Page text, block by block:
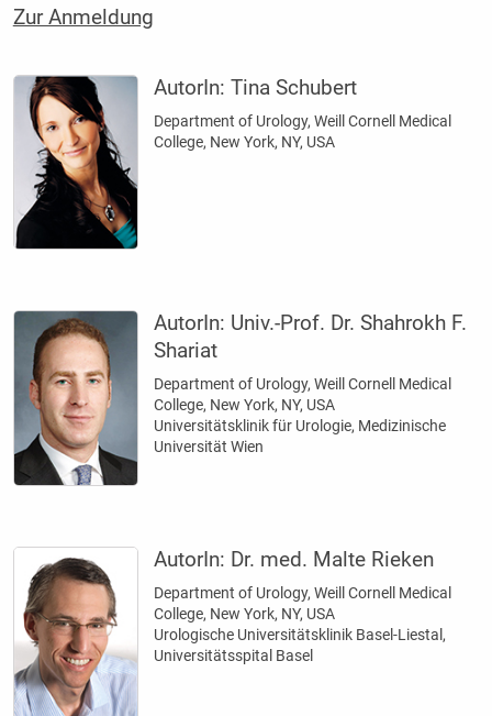
Zur Anmeldung
AutorIn:Tina Schubert
Department of Urology, Weill Cornell Medical
College, New York, NY, USA
AutorIn: Univ.-Prof. Dr. Shahrokh F.
Shariat
Department of Urology, Weill Cornell Medical
College, New York, NY, USA
Universitätsklinik für Urologie, Medizinische
Universität Wien
AutorIn: Dr. med. Malte Rieken
Department of Urology, Weill Cornell Medical
College, New York, NY, USA
Urologische Universitätsklinik Basel-Liestal,
Universitätsspital Basel